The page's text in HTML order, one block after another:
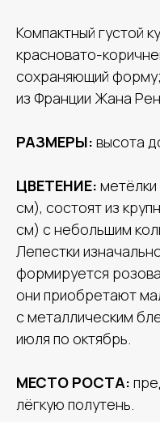
Компактный густой
красновато-
сохраняющий
из Франции Жана
РАЗМЕРЫ: высота
ЦВЕТЕНИЕ:
см), состоят из
см) с небольшим
Лепестки
формируется
они приобретают
с металлическим
июля по октябрь.
МЕСТО РОСТА:
лёгкую полутень.